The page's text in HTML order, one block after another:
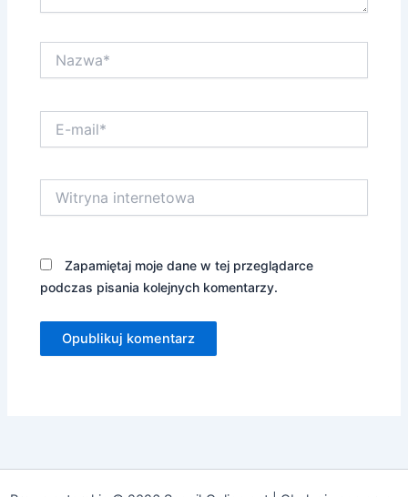
mail*
internetowa
Zapamiętaj moje dane w tej przeglądarce
podczas pisania kolejnych komentarzy.